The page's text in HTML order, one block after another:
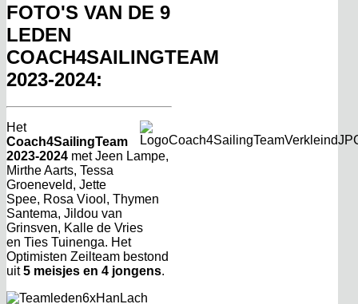
FOTO'S VAN DE 9
LEDEN
COACH4SAILINGTEAM
2023-2024:
Het
Coach4SailingTeam
2023-2024 met Jeen Lampe,
Mirthe Aarts, Tessa
Groeneveld, Jette
Spee, Rosa Viool, Thymen
Santema, Jildou van
Grinsven, Kalle de Vries
en Ties Tuinenga. Het
Optimisten Zeilteam bestond
uit5 meisjes en 4 jongens.